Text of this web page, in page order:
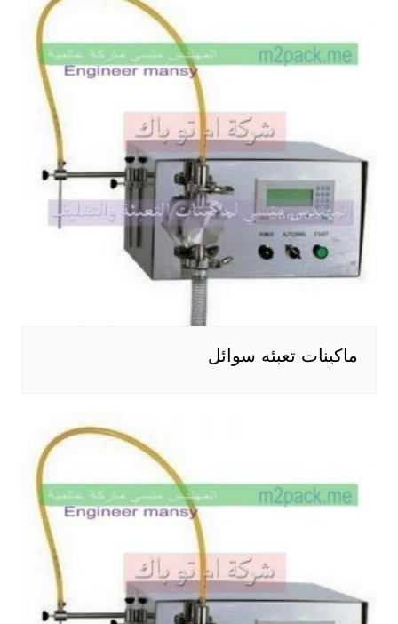
ماكينات تعبئه سوائل